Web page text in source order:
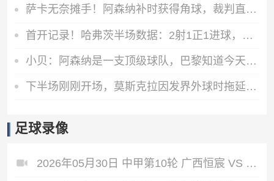
萨卡无奈摊手！阿森纳补时获得角球，裁判直接鸣哨结束上半场
首开记录！哈弗茨半场数据：2射1正1进球，传球成功率80%
小贝：阿森纳是一支顶级球队，巴黎知道今天的比赛会很困难
下半场刚刚开场，莫斯克拉因发界外球时拖延时间被黄牌警告
足球录像
2026年05月30日 中甲第10轮 广西恒宸 VS 佛山南狮 全场录像